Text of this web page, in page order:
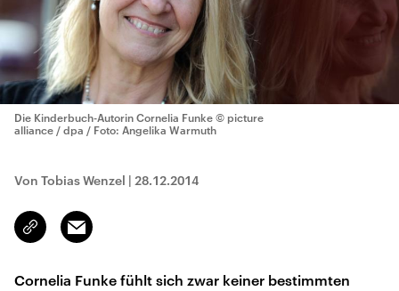
Die Kinderbuch-Autorin Cornelia Funke © picture
alliance / dpa / Foto: Angelika Warmuth
Von Tobias Wenzel | 28.12.2014
Link
kopieren/teilen
Email
Cornelia Funke fühlt sich zwar keiner bestimmten